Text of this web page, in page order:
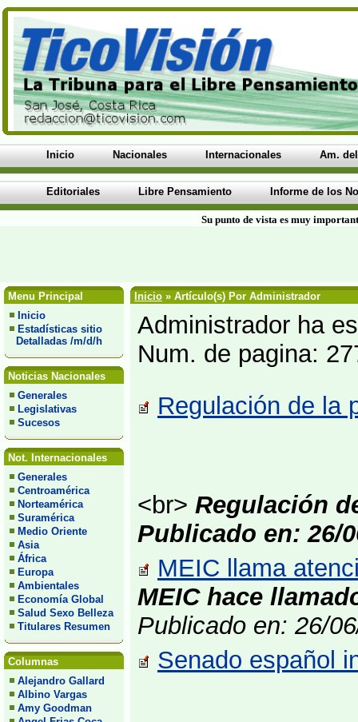
Inicio Nacionales Internacionales Am.
Editoriales Libre Pensamiento Informe de los
Su punto de vista es muy
Menu Principal
Inicio
Estadísticas sitio
Detalladas /m/d/h
Noticias Nacionales
Generales
Legislativas
Sucesos
Not. Internacionales
Generales
Centroamérica
Norteamérica
Suramérica
Medio Oriente
Asia
África
Europa
Ambientales
Economía Global
Salud Sexo Belleza
Titulares Resumen
Columnas
Alejandro Gallard
Albino Vargas
Amy Goodman
Inicio » Artículo(s) Por Administrador
Administrador ha
Num. de pagina:
Regulación de la
<br> Regulación
Publicado en: 26/
MEIC llama
MEIC hace
Publicado en: 26/
Senado español